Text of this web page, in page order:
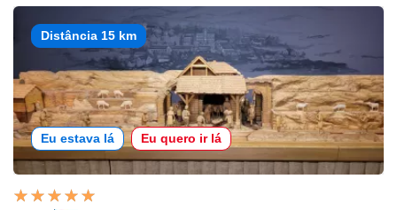
Distância 15 km
Eu estava lá Eu quero ir lá